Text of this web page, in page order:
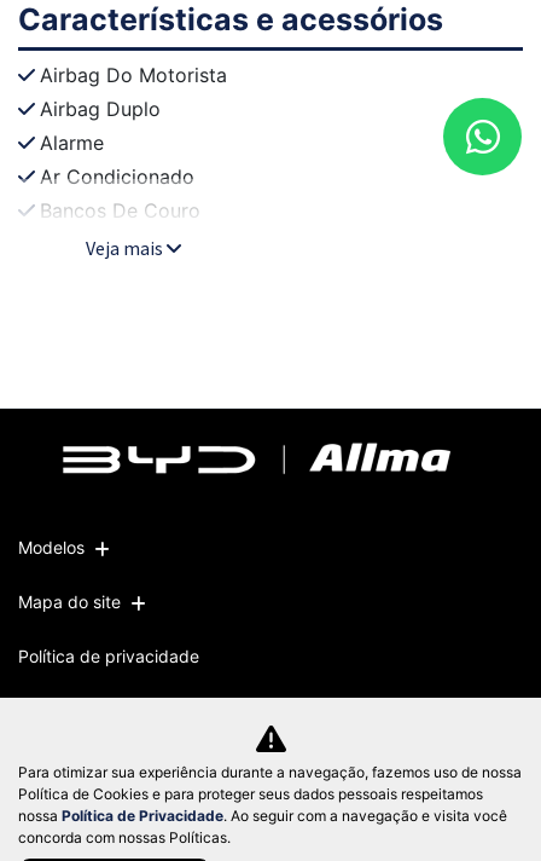
Características e acessórios
Airbag Do Motorista
Airbag Duplo
Alarme
Ar Condicionado
Bancos De Couro
Veja mais
Modelos
Mapa do site
Política de privacidade
CNPJ: 51.572.871/0001-10
Desacelere. Seu bem maior é a vida.
Para otimizar sua experiência durante a navegação, fazemos uso de nossa
Política de Cookies e para proteger seus dados pessoais respeitamos
nossa Política de Privacidade. Ao seguir com a navegação e visita você
concorda com nossas Políticas.